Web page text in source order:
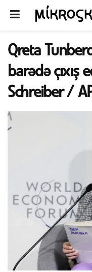
Qreta
barədə çıxış
Schreiber /